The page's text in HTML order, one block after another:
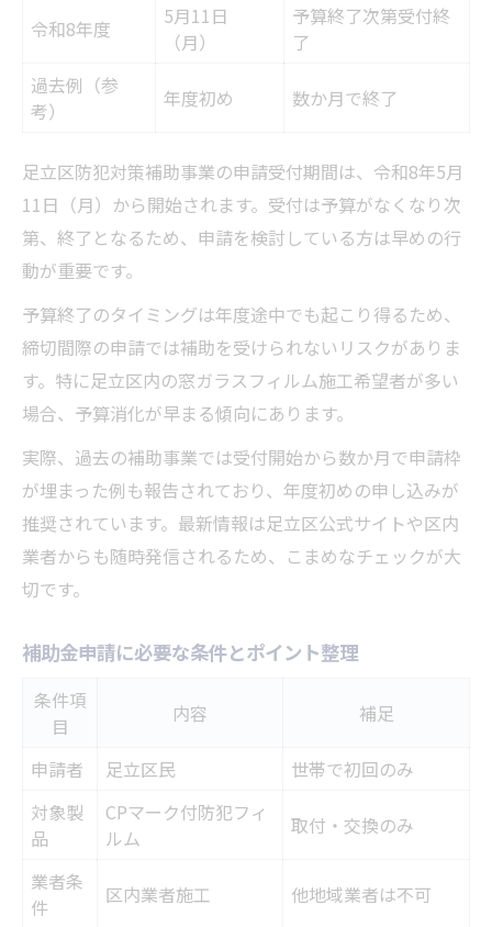
令和8年度
5月11日
（月）
予算終了次第受付終
了
過去例（参
考）
年度初め 数か月で終了
足立区防犯対策補助事業の申請受付期間は、令和8年5月
11日（月）から開始されます。受付は予算がなくなり次
第、終了となるため、申請を検討している方は早めの行
動が重要です。
予算終了のタイミングは年度途中でも起こり得るため、
締切間際の申請では補助を受けられないリスクがありま
す。特に足立区内の窓ガラスフィルム施工希望者が多い
場合、予算消化が早まる傾向にあります。
実際、過去の補助事業では受付開始から数か月で申請枠
が埋まった例も報告されており、年度初めの申し込みが
推奨されています。最新情報は足立区公式サイトや区内
業者からも随時発信されるため、こまめなチェックが大
切です。
補助金申請に必要な条件とポイント整理
条件項
目
内容 補足
申請者 足立区民
世帯で初回のみ
対象製
品
CPマーク付防犯フィ
ルム
取付・交換のみ
業者条
件
区内業者施工 他地域業者は不可